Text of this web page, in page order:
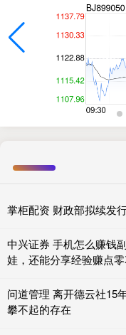
掌柜配资 财政部拟续发
中兴证券 手机怎么赚钱
娃，还能分享经验赚点
问道管理 离开德云社15
攀不起的存在